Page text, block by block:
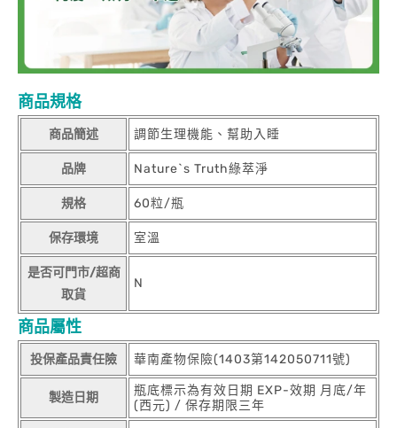
商品規格
商品簡述 調節生理機能、幫助入睡
品牌 Nature`s Truth綠萃淨
規格 60粒/瓶
保存環境 室溫
是否可門市/超商
取貨
N
商品屬性
投保產品責任險 華南產物保險(1403第142050711號)
製造日期
瓶底標示為有效日期 EXP-效期 月底/年
(西元) / 保存期限三年